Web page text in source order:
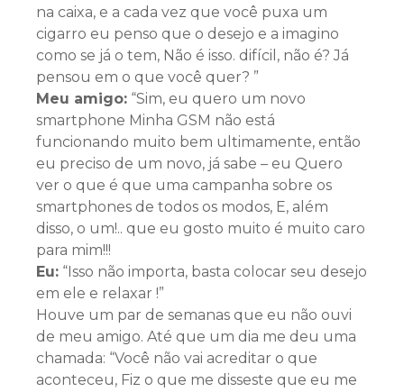
na caixa, e a cada vez que você puxa um
cigarro eu penso que o desejo e a imagino
como se já o tem, Não é isso. difícil, não é? Já
pensou em o que você quer? ”
Meu amigo: “Sim, eu quero um novo
smartphone Minha GSM não está
funcionando muito bem ultimamente, então
eu preciso de um novo, já sabe – eu Quero
ver o que é que uma campanha sobre os
smartphones de todos os modos, E, além
disso, o um!.. que eu gosto muito é muito caro
para mim!!!
Eu: “Isso não importa, basta colocar seu desejo
em ele e relaxar !”
Houve um par de semanas que eu não ouvi
de meu amigo. Até que um dia me deu uma
chamada: “Você não vai acreditar o que
aconteceu, Fiz o que me disseste que eu me